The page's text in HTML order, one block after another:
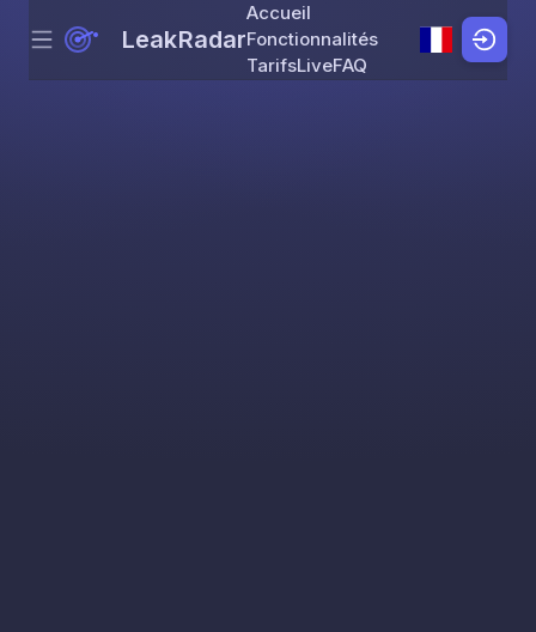
Skip to content
Menu LeakRadar
Accueil
Fonctionnalités
TarifsLiveFAQ